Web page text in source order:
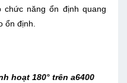
năng ổn định quang
ổn định.
hoạt 180° trên a6400